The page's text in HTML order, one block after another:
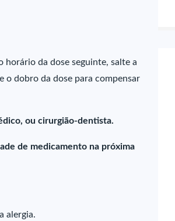
horário da dose seguinte, salte a
dobro da dose para compensar
ou cirurgião-dentista.
de medicamento na próxima
alergia.